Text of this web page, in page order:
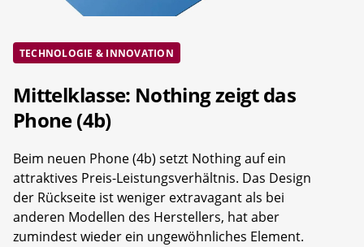
TECHNOLOGIE & INNOVATION
Mittelklasse: Nothing zeigt das
Phone (4b)
Beim neuen Phone (4b) setzt Nothing auf ein
attraktives Preis-Leistungsverhältnis. Das Design
der Rückseite ist weniger extravagant als bei
anderen Modellen des Herstellers, hat aber
zumindest wieder ein ungewöhnliches Element.